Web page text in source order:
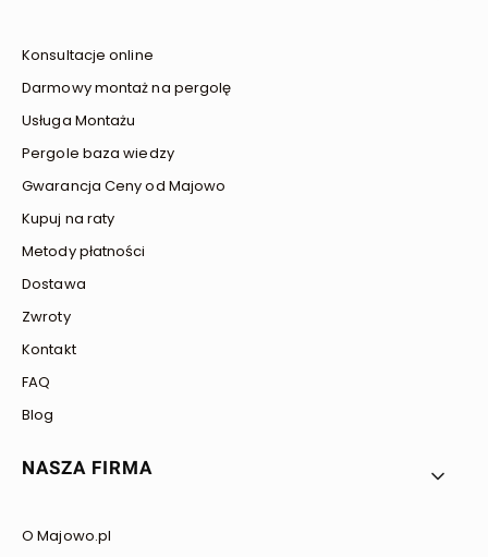
Konsultacje online
Darmowy montaż na pergolę
Usługa Montażu
Pergole baza wiedzy
Gwarancja Ceny od Majowo
Kupuj na raty
Metody płatności
Dostawa
Zwroty
Kontakt
FAQ
Blog
NASZA FIRMA
O Majowo.pl